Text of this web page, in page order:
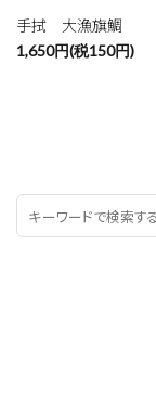
手拭 大漁旗鯛
1,650円(税150円)